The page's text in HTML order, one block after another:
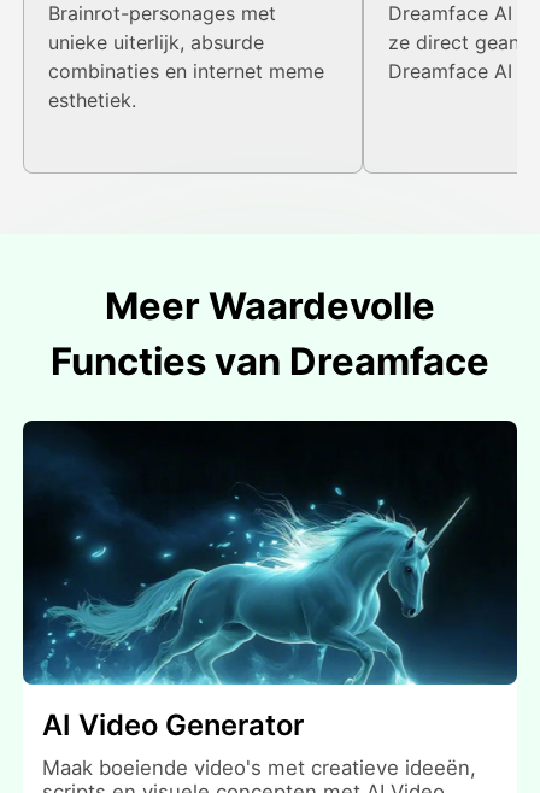
Brainrot-personages met
unieke uiterlijk, absurde
combinaties en internet meme
esthetiek.
Dreamface AI
ze direct
Dreamface AI
Meer Waardevolle
Functies van Dreamface
AI Video Generator
Maak boeiende video's met creatieve ideeën,